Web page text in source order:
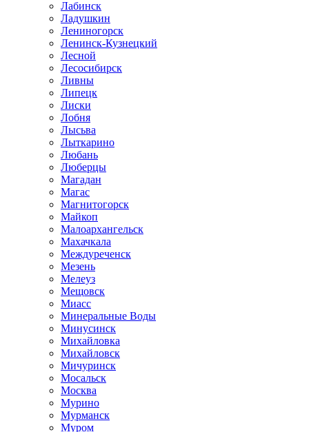
Лабинск
Ладушкин
Лениногорск
Ленинск-Кузнецкий
Лесной
Лесосибирск
Ливны
Липецк
Лиски
Лобня
Лысьва
Лыткарино
Любань
Люберцы
Магадан
Магас
Магнитогорск
Майкоп
Малоархангельск
Махачкала
Междуреченск
Мезень
Мелеуз
Мещовск
Миасс
Минеральные Воды
Минусинск
Михайловка
Михайловск
Мичуринск
Мосальск
Москва
Мурино
Мурманск
Муром